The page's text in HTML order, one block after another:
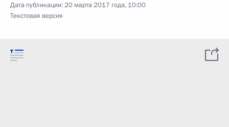
Дата публикации:20 марта 2017 года, 10:00
Текстовая версия